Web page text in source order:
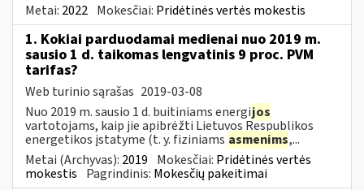
Metai: 2022 Mokesčiai: Pridėtinės vertės mokestis
1. Kokiai parduodamai medienai nuo 2019 m.
sausio 1 d. taikomas lengvatinis 9 proc. PVM
tarifas?
Web turinio sąrašas 2019-03-08
Nuo 2019 m. sausio 1 d. buitiniams energijos
vartotojams, kaip jie apibrėžti Lietuvos Respublikos
energetikos įstatyme (t. y. fiziniams asmenims,...
Metai (Archyvas): 2019 Mokesčiai: Pridėtinės vertės
mokestis Pagrindinis: Mokesčių pakeitimai